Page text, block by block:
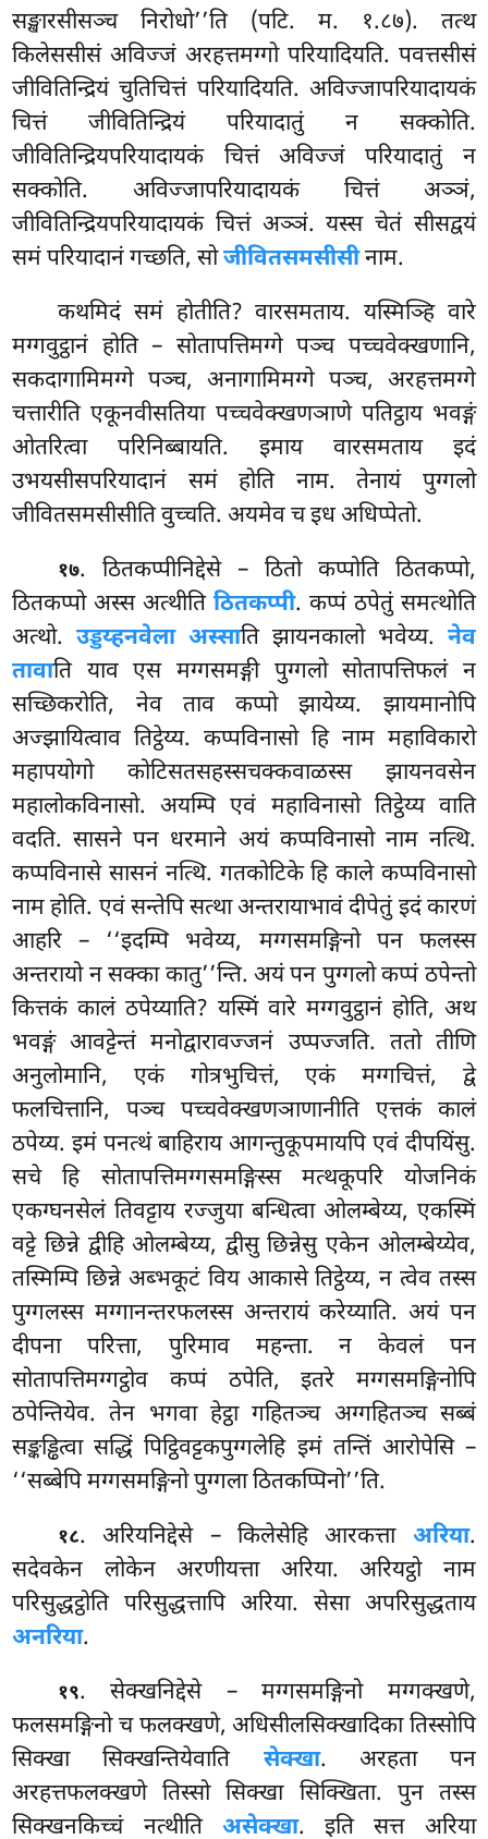
सङ्खारसीसञ्च निरोधो’’ति (पटि. म. १.८७). तत्थ
किलेससीसं अविज्जं अरहत्तमग्गो परियादियति. पवत्तसीसं
जीवितिन्द्रियं चुतिचित्तं परियादियति. अविज्जापरियादायकं
चित्तं जीवितिन्द्रियं परियादातुं न सक्कोति.
जीवितिन्द्रियपरियादायकं चित्तं अविज्जं परियादातुं न
सक्कोति. अविज्जापरियादायकं चित्तं अञ्ञं,
जीवितिन्द्रियपरियादायकं चित्तं अञ्ञं. यस्स चेतं सीसद्वयं
समं परियादानं गच्छति, सोजीवितसमसीसीनाम.
कथमिदं समं होतीति? वारसमताय. यस्मिञ्हि वारे
मग्गवुट्ठानं होति – सोतापत्तिमग्गे पञ्च पच्चवेक्खणानि,
सकदागामिमग्गे पञ्च, अनागामिमग्गे पञ्च, अरहत्तमग्गे
चत्तारीति एकूनवीसतिया पच्चवेक्खणञाणे पतिट्ठाय भवङ्गं
ओतरित्वा परिनिब्बायति. इमाय वारसमताय इदं
उभयसीसपरियादानं समं होति नाम. तेनायं पुग्गलो
जीवितसमसीसीति वुच्चति. अयमेव च इध अधिप्पेतो.
१७. ठितकप्पीनिद्देसे – ठितो कप्पोति ठितकप्पो,
ठितकप्पो अस्स अत्थीति ठितकप्पी. कप्पं ठपेतुं समत्थोति
अत्थो.उड्डय्हनवेला अस्साति झायनकालो भवेय्य. नेव
तावाति याव एस मग्गसमङ्गी पुग्गलो सोतापत्तिफलं न
सच्छिकरोति, नेव ताव कप्पो झायेय्य. झायमानोपि
अज्झायित्वाव तिट्ठेय्य. कप्पविनासो हि नाम महाविकारो
महापयोगो कोटिसतसहस्सचक्कवाळस्स झायनवसेन
महालोकविनासो. अयम्पि एवं महाविनासो तिट्ठेय्य वाति
वदति. सासने पन धरमाने अयं कप्पविनासो नाम नत्थि.
कप्पविनासे सासनं नत्थि. गतकोटिके हि काले कप्पविनासो
नाम होति. एवं सन्तेपि सत्था अन्तरायाभावं दीपेतुं इदं कारणं
आहरि – ‘‘इदम्पि भवेय्य, मग्गसमङ्गिनो पन फलस्स
अन्तरायो न सक्का कातु’’न्ति. अयं पन पुग्गलो कप्पं ठपेन्तो
कित्तकं कालं ठपेय्याति? यस्मिंवारे मग्गवुट्ठानं होति, अथ
भवङ्गं आवट्टेन्तं मनोद्वारावज्जनं उप्पज्जति. ततो तीणि
अनुलोमानि, एकं गोत्रभुचित्तं, एकं मग्गचित्तं, द्वे
फलचित्तानि, पञ्च पच्चवेक्खणञाणानीति एत्तकं कालं
ठपेय्य. इमं पनत्थं बाहिराय आगन्तुकूपमायपि एवं दीपयिंसु.
सचे हि सोतापत्तिमग्गसमङ्गिस्स मत्थकूपरि योजनिकं
एकग्घनसेलं तिवट्टाय रज्जुया बन्धित्वा ओलम्बेय्य, एकस्मिं
वट्टे छिन्ने द्वीहि ओलम्बेय्य, द्वीसु छिन्नेसु एकेन ओलम्बेय्येव,
तस्मिम्पि छिन्ने अब्भकूटं विय आकासे तिट्ठेय्य, न त्वेव तस्स
पुग्गलस्स मग्गानन्तरफलस्स अन्तरायं करेय्याति. अयं पन
दीपना परित्ता, पुरिमाव महन्ता. न केवलं पन
सोतापत्तिमग्गट्ठोव कप्पं ठपेति, इतरे मग्गसमङ्गिनोपि
ठपेन्तियेव. तेन भगवा हेट्ठा गहितञ्च अग्गहितञ्च सब्बं
सङ्कड्ढित्वा सद्धिं पिट्ठिवट्टकपुग्गलेहि इमं तन्तिं आरोपेसि –
‘‘सब्बेपि मग्गसमङ्गिनो पुग्गला ठितकप्पिनो’’ति.
१८. अरियनिद्देसे – किलेसेहि आरकत्ता अरिया.
सदेवकेन लोकेन अरणीयत्ता अरिया. अरियट्ठो नाम
परिसुद्धट्ठोति परिसुद्धत्तापि अरिया. सेसा अपरिसुद्धताय
अनरिया.
१९. सेक्खनिद्देसे – मग्गसमङ्गिनो मग्गक्खणे,
फलसमङ्गिनो च फलक्खणे, अधिसीलसिक्खादिका तिस्सोपि
सिक्खा सिक्खन्तियेवाति सेक्खा. अरहता पन
अरहत्तफलक्खणे तिस्सो सिक्खा सिक्खिता. पुन तस्स
सिक्खनकिच्चं नत्थीति असेक्खा. इति सत्त अरिया